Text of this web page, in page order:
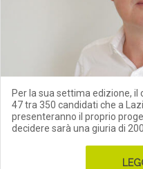
Per la sua settima edizione,
47 tra 350 candidati che a
presenteranno il proprio
decidere sarà una giuria di